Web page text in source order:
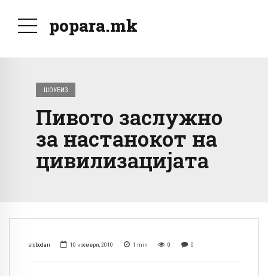
popara.mk
ШОУБИЗ
Пивото заслужно
за настанокот на
цивилизацијата
slobodan 10 ноември, 2010 1 min 0 0